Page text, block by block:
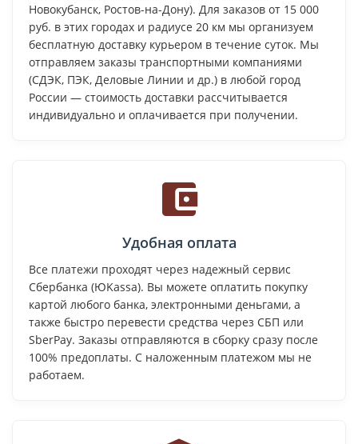
Новокубанск, Ростов-на-Дону). Для заказов от 15 000
руб. в этих городах и радиусе 20 км мы организуем
бесплатную доставку курьером в течение суток. Мы
отправляем заказы транспортными компаниями
(СДЭК, ПЭК, Деловые Линии и др.) в любой город
России — стоимость доставки рассчитывается
индивидуально и оплачивается при получении.
Удобная оплата
Все платежи проходят через надежный сервис
Сбербанка (ЮKassa). Вы можете оплатить покупку
картой любого банка, электронными деньгами, а
также быстро перевести средства через СБП или
SberPay. Заказы отправляются в сборку сразу после
100% предоплаты. С наложенным платежом мы не
работаем.